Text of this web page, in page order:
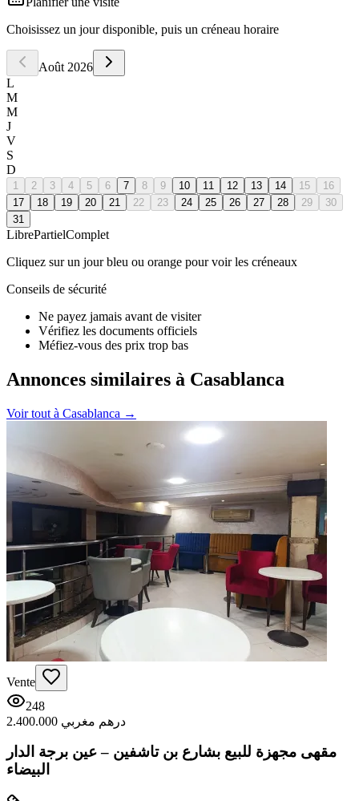
Choisissez un jour disponible, puis un créneau horaire
Août 2026
L
M
M
J
V
S
D
1 2 3 4 5 6 7 8 9 10 11 12 13 14 15
16
17
18 19 20 21 22 23 24 25 26 27 28 29
30
31
LibrePartielComplet
Cliquez sur un jour bleu ou orange pour voir les créneaux
Conseils de sécurité
Ne payez jamais avant de visiter
Vérifiez les documents officiels
Méfiez-vous des prix trop bas
Annonces similaires à Casablanca
Voir tout à Casablanca →
Vente
248
2.400.000 درهم مغربي
مقهى مجهزة للبيع بشارع بن تاشفين – عين برجة الدار
البيضاء